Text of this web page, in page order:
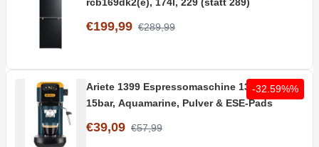
€199,99 €289,99
Ariete 1399 Espressomaschine 1300 W, 1,1L,
15bar, Aquamarine, Pulver & ESE-Pads
€39,09 €57,99
-32.59%%